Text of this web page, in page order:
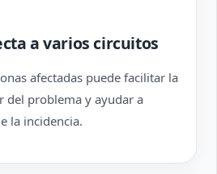
a varios circuitos
afectadas puede facilitar la
del problema y ayudar a
la incidencia.